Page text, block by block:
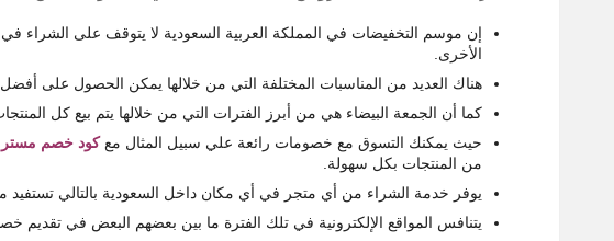
إن موسم التخفيضات في المملكة العربية السعودية لا يتوقف على الشراء
الأخرى.
هناك العديد من المناسبات المختلفة التي من خلالها يمكن الحصول على أفضل
كما أن الجمعة البيضاء هي من أبرز الفترات التي من خلالها يتم بيع كل
حيث يمكنك التسوق مع خصومات رائعة علي سبيل المثال معكود خصم
من المنتجات بكل سهولة.
يوفر خدمة الشراء من أي متجر في أي مكان داخل السعودية بالتالي تستفيد
يتنافس المواقع الإلكترونية في تلك الفترة ما بين بعضهم البعض في تقديم